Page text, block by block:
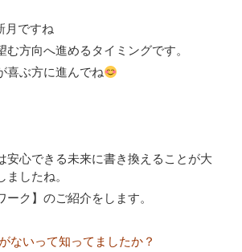
月ですね
む方向へ進めるタイミングです。
喜ぶ方に進んでね
安心できる未来に書き換えることが大
ましたね。
ーク】のご紹介をします。
ないって知ってましたか？